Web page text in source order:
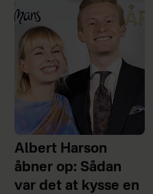
Albert Harson
åbner op: Sådan
var det at kysse en